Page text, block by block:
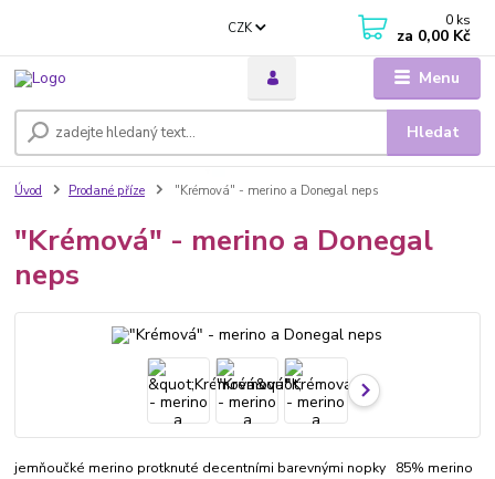
Menu
CZK
Hledat
0 ks
za 0,00 Kč
Úvod Prodané příze "Krémová" - merino a Donegal neps
"Krémová" - merino a Donegal
neps
jemňoučké merino protknuté decentními barevnými nopky 85% merino